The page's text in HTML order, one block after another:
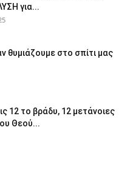
για...
θυμιάζουμε στο σπίτι μας
12 το βράδυ, 12 μετάνοιες
Θεού...